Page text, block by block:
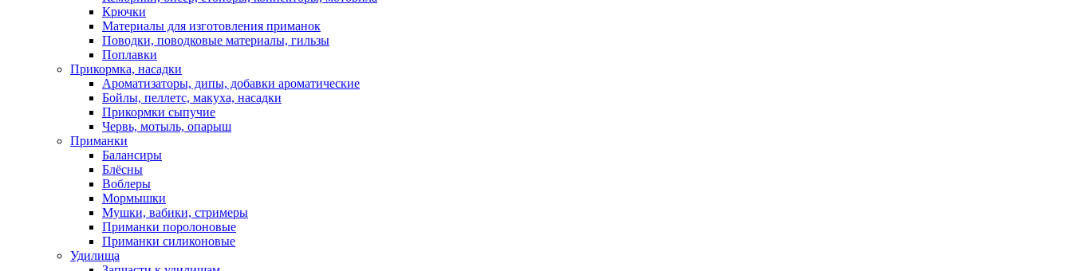
Крючки
Материалы для изготовления приманок
Поводки, поводковые материалы, гильзы
Поплавки
Прикормка, насадки
Ароматизаторы, дипы, добавки ароматические
Бойлы, пеллетс, макуха, насадки
Прикормки сыпучие
Червь, мотыль, опарыш
Приманки
Балансиры
Блёсны
Воблеры
Мормышки
Мушки, вабики, стримеры
Приманки поролоновые
Приманки силиконовые
Удилища